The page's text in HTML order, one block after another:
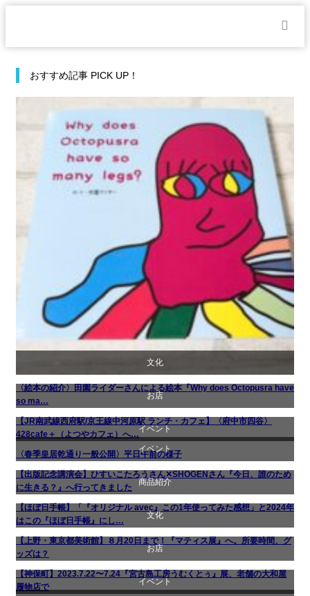
おすすめ記事 PICK UP！
文化
〈絵本の紹介〉田園ライダーさんによる絵本『Why does Octopusra have
so ma…
お店
商品紹介
料理
【JR南武線西府駅/京王線中河原駅 ランチ・カフェ】〈府中市四谷〉
428cafe＋（よつやカフェ）へ…
イベント
文化
〈春季皇居乾通り一般公開〉平日午前の様子
イベント
文化
書評・読書の引き出し
【出版記念講演会】ひすいこたろうさん✕SHOGENさん『今日、誰のため
に生きる？』へ行ってきました
商品紹介
生活
【ほぼ日手帳】「『オリジナル avec』この1年使ってみた感想」と2024年
はこの『ほぼ日手帳』にし…
文化
美術展・美術館・博物館巡り
【上野・東京都美術館】８月20日まで！『マティス展』へ。所要時間、グ
ッズは？
お店
商品紹介
【神保町】2023.7.22〜7.24『宮古島工房うむくとぅ』展、老舗の大和屋
履物店で
イベント